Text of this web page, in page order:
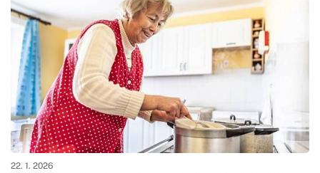
22. 1. 2026